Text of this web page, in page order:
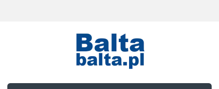
Masz pytania? Zadzwoń!